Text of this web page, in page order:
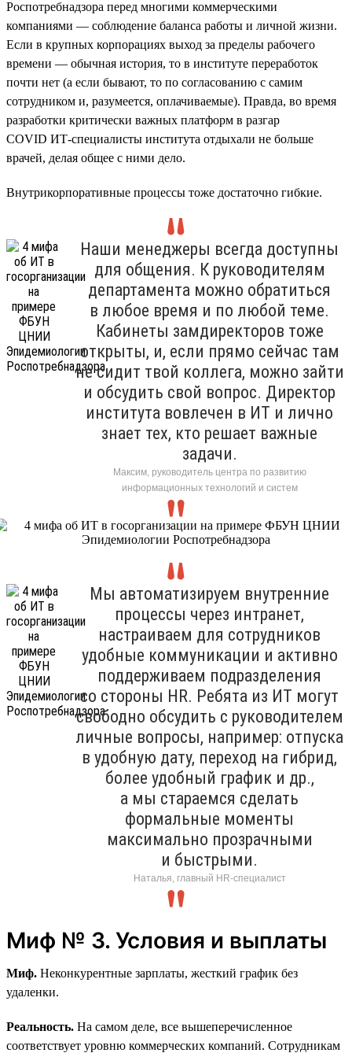
Роспотребнадзора перед многими коммерческими
компаниями — соблюдение баланса работы и личной жизни.
Если в крупных корпорациях выход за пределы рабочего
времени — обычная история, то в институте переработок
почти нет (а если бывают, то по согласованию с самим
сотрудником и, разумеется, оплачиваемые). Правда, во время
разработки критически важных платформ в разгар
COVID ИТ-специалисты института отдыхали не больше
врачей, делая общее с ними дело.
Внутрикорпоративные процессы тоже достаточно гибкие.
Наши менеджеры всегда доступны
для общения. К руководителям
департамента можно обратиться
в любое время и по любой теме.
Кабинеты замдиректоров тоже
открыты, и, если прямо сейчас там
не сидит твой коллега, можно зайти
и обсудить свой вопрос. Директор
института вовлечен в ИТ и лично
знает тех, кто решает важные
задачи.
Максим, руководитель центра по развитию
информационных технологий и систем
Мы автоматизируем внутренние
процессы через интранет,
настраиваем для сотрудников
удобные коммуникации и активно
поддерживаем подразделения
со стороны HR. Ребята из ИТ могут
свободно обсудить с руководителем
личные вопросы, например: отпуска
в удобную дату, переход на гибрид,
более удобный график и др.,
а мы стараемся сделать
формальные моменты
максимально прозрачными
и быстрыми.
Наталья, главный HR-специалист
Миф № 3. Условия и выплаты
Миф. Неконкурентные зарплаты, жесткий график без
удаленки.
Реальность. На самом деле, все вышеперечисленное
соответствует уровню коммерческих компаний. Сотрудникам